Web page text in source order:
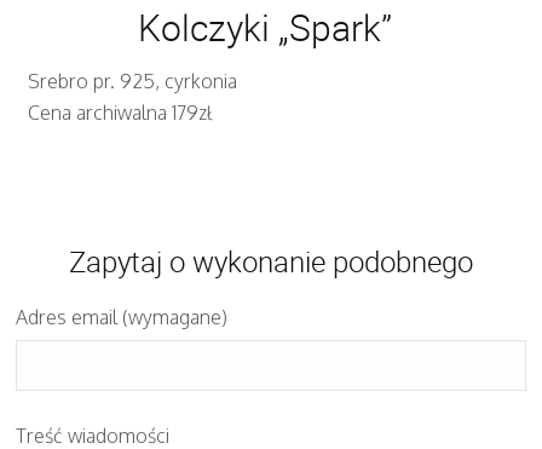
Kolczyki „Spark”
Srebro pr. 925, cyrkonia
Cena archiwalna 179zł
Zapytaj o wykonanie podobnego
Adres email (wymagane)
Treść wiadomości